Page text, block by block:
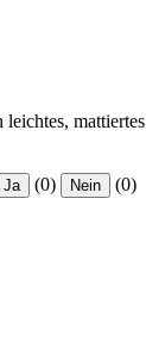
mattiertes
Ja (0) Nein (0)